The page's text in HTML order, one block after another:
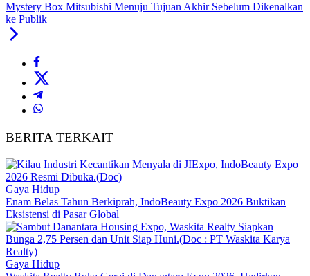
Mystery Box Mitsubishi Menuju Tujuan Akhir Sebelum Dikenalkan
ke Publik
BERITA TERKAIT
Gaya Hidup
Enam Belas Tahun Berkiprah, IndoBeauty Expo 2026 Buktikan
Eksistensi di Pasar Global
Gaya Hidup